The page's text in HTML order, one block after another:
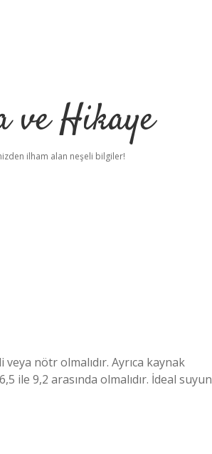
ve Hikaye
ilham alan neşeli bilgiler!
nötr olmalıdır. Ayrıca kaynak
ile 9,2 arasında olmalıdır. İdeal suyun